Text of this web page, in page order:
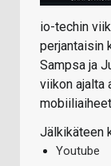
io-techin
perjantaisin
Sampsa ja
viikon ajalta
Jälkikäteen
Youtube